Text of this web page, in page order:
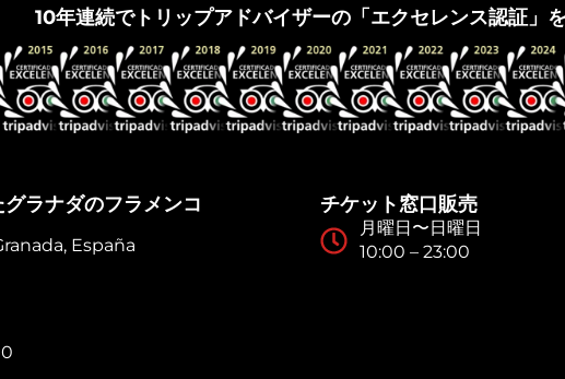
10年連続でトリップアドバイザーの「エクセレンス認証」
ラナダのフラメンコ
España
チケット窓口販売
月曜日〜日曜日
10:00 – 23:00